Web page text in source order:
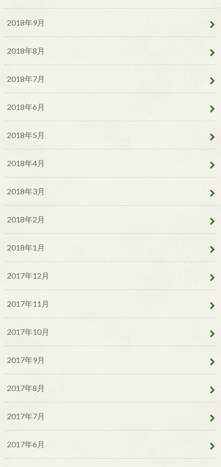
2018年9月
2018年8月
2018年7月
2018年6月
2018年5月
2018年4月
2018年3月
2018年2月
2018年1月
2017年12月
2017年11月
2017年10月
2017年9月
2017年8月
2017年7月
2017年6月